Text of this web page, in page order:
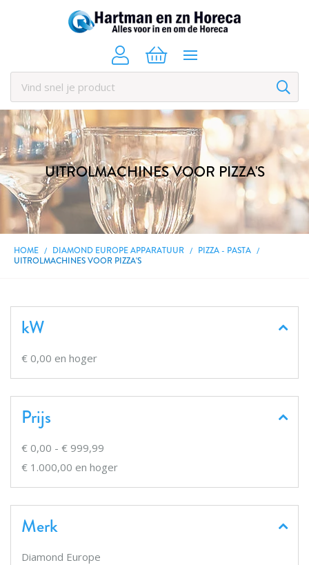
UITROLMACHINES VOOR PIZZA'S
HOME DIAMOND EUROPE APPARATUUR
PIZZA - PASTA
UITROLMACHINES VOOR PIZZA'S
kW
€ 0,00 en hoger
Prijs
€ 0,00 - € 999,99
€ 1.000,00 en hoger
Merk
Diamond Europe